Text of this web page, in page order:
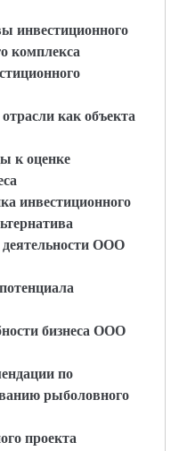
инвестиционного
комплекса
как объекта
к оценке
инвестиционного
деятельности ООО
бизнеса ООО
по
рыболовного
проекта